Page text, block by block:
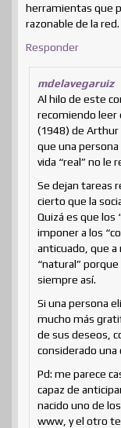
herramientas que
razonable de la red.
Responder
mdelavegaruiz
Al hilo de este
recomiendo leer
(1948) de Arthur
que una persona
vida “real” no le
Se dejan tareas
cierto que la
Quizá es que
imponer a los
anticuado, que
“natural”
siempre así.
Si una persona
mucho más
de sus deseos,
considerado una
Pd: me parece
capaz de
nacido uno de
www, y el otro